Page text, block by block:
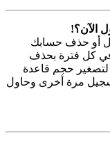
الآن؟!
أو حذف حسابك
في كل فترة بحذف
لتصغير حجم قاعدة
مرة أخرى وحاول